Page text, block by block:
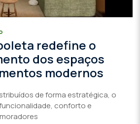
redefine o
dos espaços
modernos
de forma estratégica, o
conforto e